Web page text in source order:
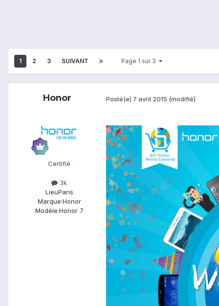
1 2 3 SUIVANT Page 1 sur 3
Honor
Certifié
3k
LieuParis
Marque:Honor
Modèle:Honor 7
Posté(e) 7 avril 2015 (modifié)